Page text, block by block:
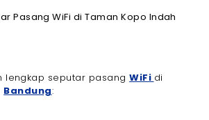
Pasang WiFi di Taman Kopo Indah
lengkap seputar pasangWiFi di
Bandung: